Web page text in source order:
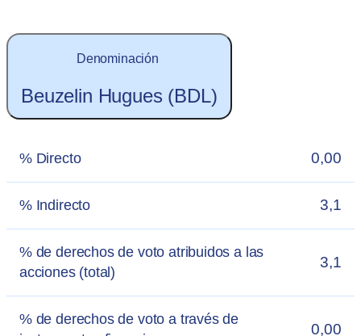
Denominación
Beuzelin Hugues (BDL)
% Directo 0,00
% Indirecto 3,1
% de derechos de voto atribuidos a las
acciones (total)
3,1
% de derechos de voto a través de
0,00